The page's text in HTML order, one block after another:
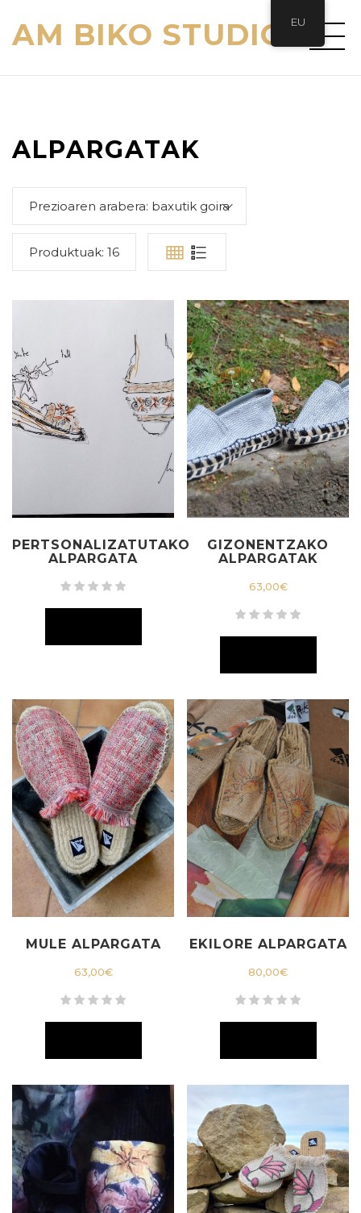
AM BIKO STUDIO
ALPARGATAK
Prezioaren arabera: baxutik goira
Produktuak: 16
PERTSONALIZATUTAKO
ALPARGATA
GIZONENTZAKO
ALPARGATAK
63,00€
MULE ALPARGATA
63,00€
EKILORE ALPARGATA
80,00€
EU